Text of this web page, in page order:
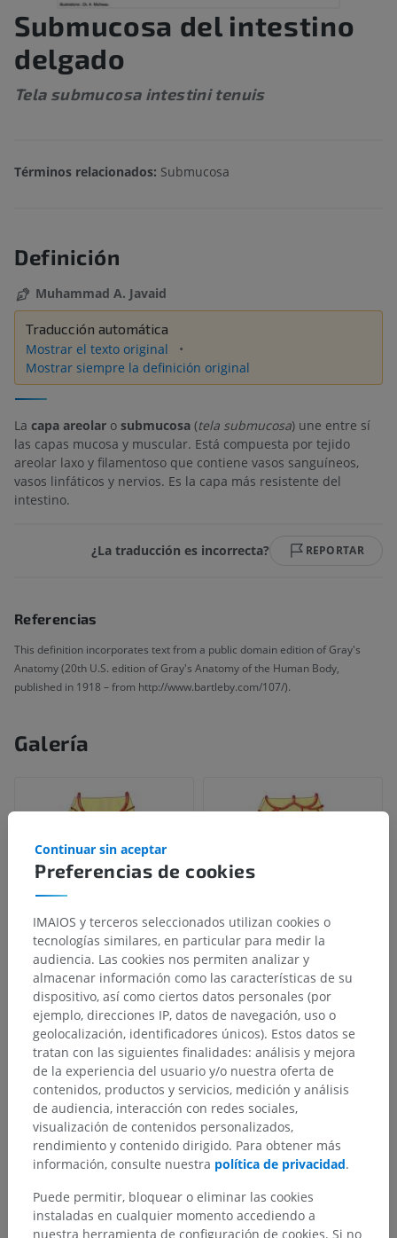
Submucosa del intestino
delgado
Tela submucosa intestini tenuis
Términos relacionados: Submucosa
Definición
Muhammad A. Javaid
Traducción automática
Mostrar el texto original
Mostrar siempre la definición original
La capa areolar o submucosa (tela submucosa) une entre sí
las capas mucosa y muscular. Está compuesta por tejido
areolar laxo y filamentoso que contiene vasos sanguíneos,
vasos linfáticos y nervios. Es la capa más resistente del
intestino.
¿La traducción es incorrecta? REPORTAR
Referencias
This definition incorporates text from a public domain edition of Gray's
Anatomy (20th U.S. edition of Gray's Anatomy of the Human Body,
published in 1918 – from http://www.bartleby.com/107/).
Galería
Jerarquía anatómica
Preferencias de cookies
Continuar sin aceptar
IMAIOS y terceros seleccionados utilizan cookies o
tecnologías similares, en particular para medir la
audiencia. Las cookies nos permiten analizar y
almacenar información como las características de su
dispositivo, así como ciertos datos personales (por
ejemplo, direcciones IP, datos de navegación, uso o
geolocalización, identificadores únicos). Estos datos se
tratan con las siguientes finalidades: análisis y mejora
de la experiencia del usuario y/o nuestra oferta de
contenidos, productos y servicios, medición y análisis
de audiencia, interacción con redes sociales,
visualización de contenidos personalizados,
rendimiento y contenido dirigido. Para obtener más
información, consulte nuestra política de privacidad.
Puede permitir, bloquear o eliminar las cookies
instaladas en cualquier momento accediendo a
nuestra herramienta de configuración de cookies. Si no